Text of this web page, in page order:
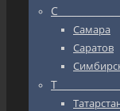
Самара
Саратов